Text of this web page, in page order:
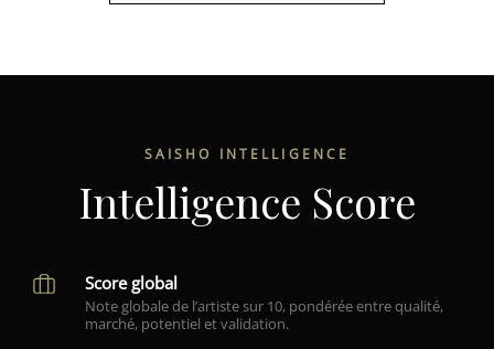
SAISHO INTELLIGENCE
Intelligence Score
Score global
Note globale de l’artiste sur 10, pondérée entre qualité,
marché, potentiel et validation.